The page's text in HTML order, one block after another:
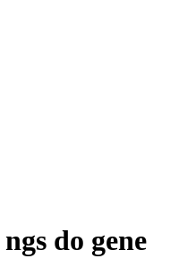
do gene